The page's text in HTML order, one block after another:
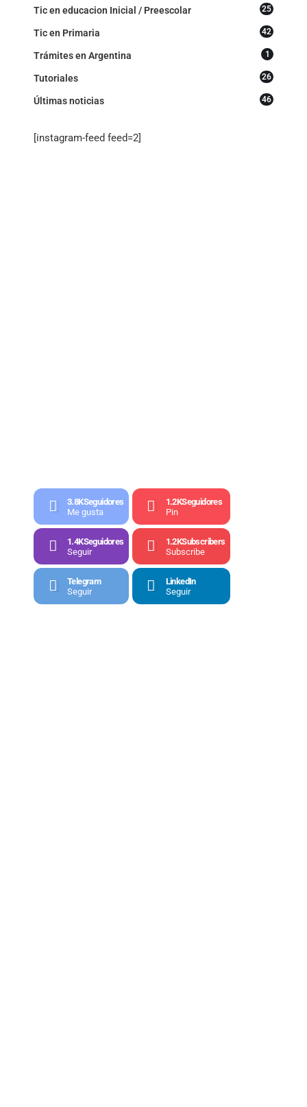
Tic en educacion Inicial / Preescolar 25
Tic en Primaria 42
Trámites en Argentina 1
Tutoriales 26
Últimas noticias 46
[instagram-feed feed=2]
3.8KSeguidores
Me gusta
1.2KSeguidores
Pin
1.4KSeguidores
Seguir
1.2KSubscribers
Subscribe
Telegram
Seguir
LinkedIn
Seguir